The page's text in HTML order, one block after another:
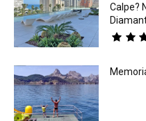
Calpe?